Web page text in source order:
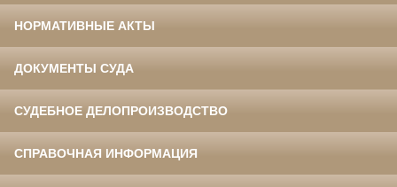
НОРМАТИВНЫЕ АКТЫ
ДОКУМЕНТЫ СУДА
СУДЕБНОЕ ДЕЛОПРОИЗВОДСТВО
СПРАВОЧНАЯ ИНФОРМАЦИЯ